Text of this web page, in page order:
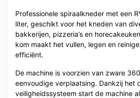
Professionele spiraalkneder met een
liter, geschikt voor het kneden van
bakkerijen, pizzeria’s en
kom maakt het vullen, legen en
efficiënt.
De machine is voorzien van zware
eenvoudige verplaatsing. Dankzij het
veiligheidssysteem start de machine